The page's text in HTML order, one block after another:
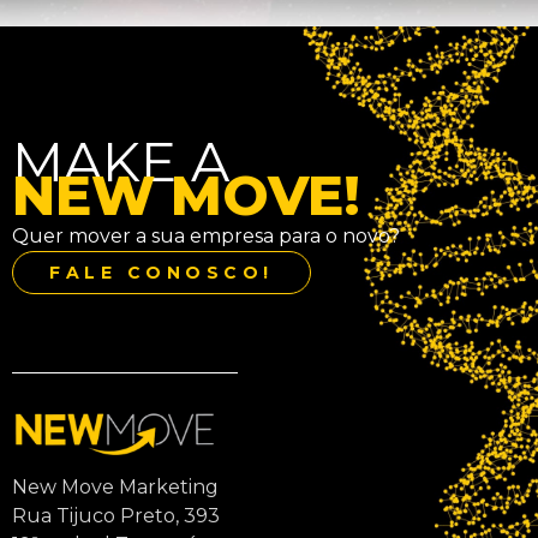
MAKE A
NEW MOVE!
Quer mover a sua empresa para o novo?
FALE CONOSCO!
New Move Marketing
Rua Tijuco Preto, 393